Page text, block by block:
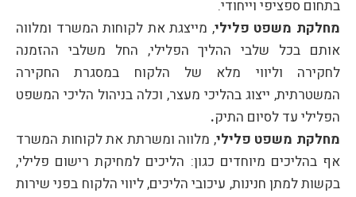
בתחום ספציפי וייחודי.
מחלקת משפט פלילי, מייצגת את לקוחות המשרד ומלווה
אותם בכל שלבי ההליך הפלילי, החל משלבי ההזמנה
לחקירה וליווי מלא של הלקוח במסגרת החקירה
המשטרתית, ייצוג בהליכי מעצר, וכלה בניהול הליכי המשפט
הפלילי עד לסיום התיק.
מחלקת משפט פלילי, מלווה ומשרתת את לקוחות המשרד
אף בהליכים מיוחדים כגון: הליכים למחיקת רישום פלילי,
בקשות למתן חנינות, עיכובי הליכים, ליווי הלקוח בפני שירות